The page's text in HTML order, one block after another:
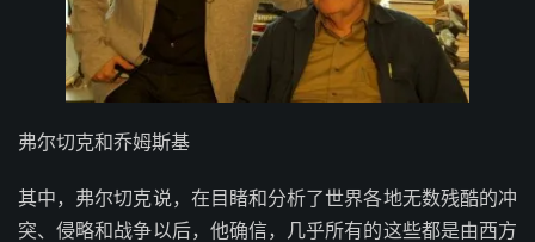
弗尔切克和乔姆斯基
其中，弗尔切克说，在目睹和分析了世界各地无数残酷的冲
突、侵略和战争以后，他确信，几乎所有的这些都是由西方